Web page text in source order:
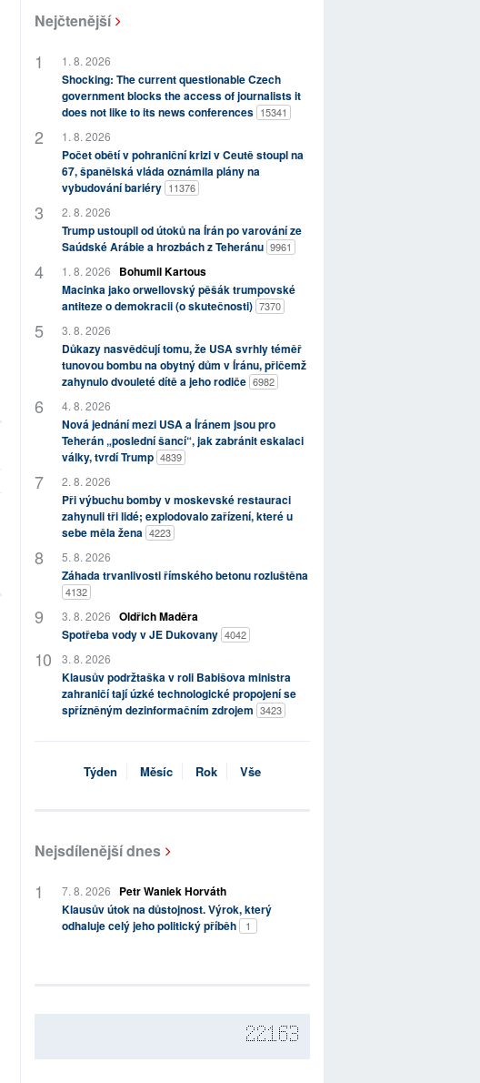
Nejčtenější
1. 8. 2026
Shocking: The current questionable Czech
government blocks the access of journalists it
does not like to its news conferences 15341
1. 8. 2026
Počet obětí v pohraniční krizi v Ceutě stoupl na
67, španělská vláda oznámila plány na
vybudování bariéry 11376
2. 8. 2026
Trump ustoupil od útoků na Írán po varování ze
Saúdské Arábie a hrozbách z Teheránu 9961
1. 8. 2026
Bohumil Kartous
Macinka jako orwellovský pěšák trumpovské
antiteze o demokracii (o skutečnosti) 7370
3. 8. 2026
Důkazy nasvědčují tomu, že USA svrhly téměř
tunovou bombu na obytný dům v Íránu, přičemž
zahynulo dvouleté dítě a jeho rodiče 6982
4. 8. 2026
Nová jednání mezi USA a Íránem jsou pro
Teherán „poslední šancí“, jak zabránit eskalaci
války, tvrdí Trump 4839
2. 8. 2026
Při výbuchu bomby v moskevské restauraci
zahynuli tři lidé; explodovalo zařízení, které u
sebe měla žena 4223
5. 8. 2026
Záhada trvanlivosti římského betonu rozluštěna
4132
3. 8. 2026 Oldřich Maděra
Spotřeba vody v JE Dukovany 4042
3. 8. 2026
Klausův podržtaška v roli Babišova ministra
zahraničí tají úzké technologické propojení se
spřízněným dezinformačním zdrojem 3423
Týden Měsíc Rok Vše
Nejsdílenější dnes
7. 8. 2026
Petr Waniek Horváth
Klausův útok na důstojnost. Výrok, který
odhaluje celý jeho politický příběh
1
22163